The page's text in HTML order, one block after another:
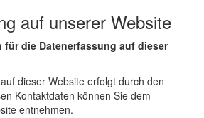
auf unserer Website
die Datenerfassung auf dieser
dieser Website erfolgt durch den
Kontaktdaten können Sie dem
entnehmen.